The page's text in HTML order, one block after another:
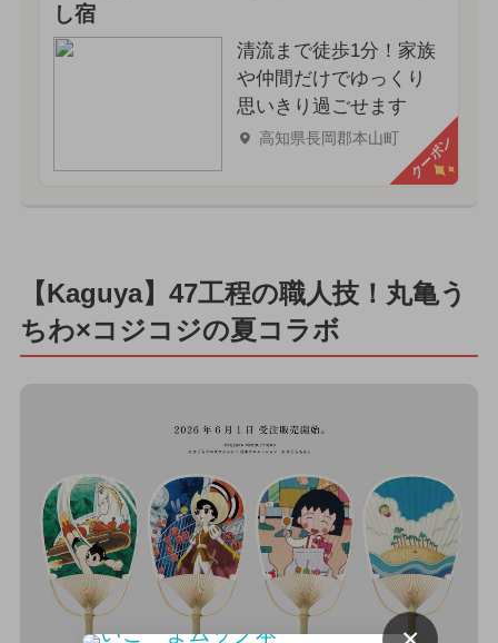
し宿
清流まで徒歩1分！家族
や仲間だけでゆっくり
思いきり過ごせます
高知県長岡郡本山町 クーポン
【Kaguya】47工程の職人技！丸亀う
ちわ×コジコジの夏コラボ